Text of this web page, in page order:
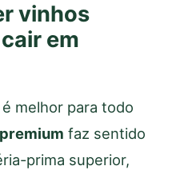
vinhos
em
melhor para todo
premium faz sentido
prima superior,